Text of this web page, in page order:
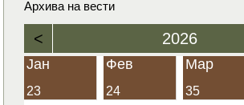
Архива на вести
< 2026
Јан
23
Фев
24
Мар
35